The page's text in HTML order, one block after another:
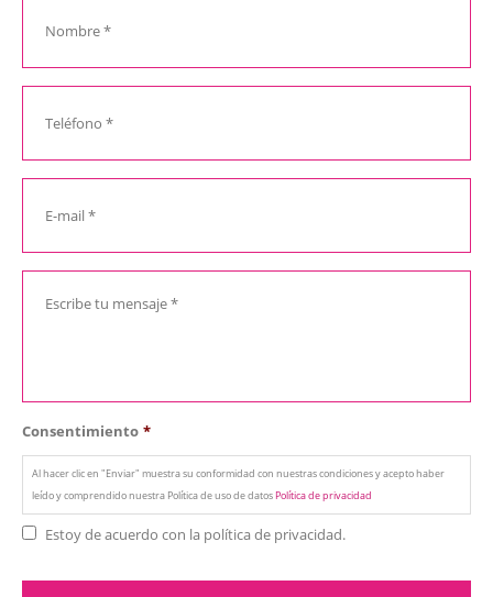
Consentimiento *
Al hacer clic en "Enviar" muestra su conformidad con nuestras condiciones y acepto haber
leído y comprendido nuestra Política de uso de datosPolítica de privacidad
Estoy de acuerdo con la política de privacidad.